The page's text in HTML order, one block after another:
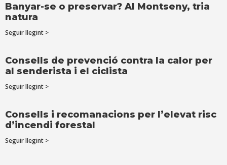
Banyar-se o preservar? Al Montseny, tria
natura
Seguir llegint >
Consells de prevenció contra la calor per
al senderista i el ciclista
Seguir llegint >
Consells i recomanacions per l’elevat risc
d’incendi forestal
Seguir llegint >